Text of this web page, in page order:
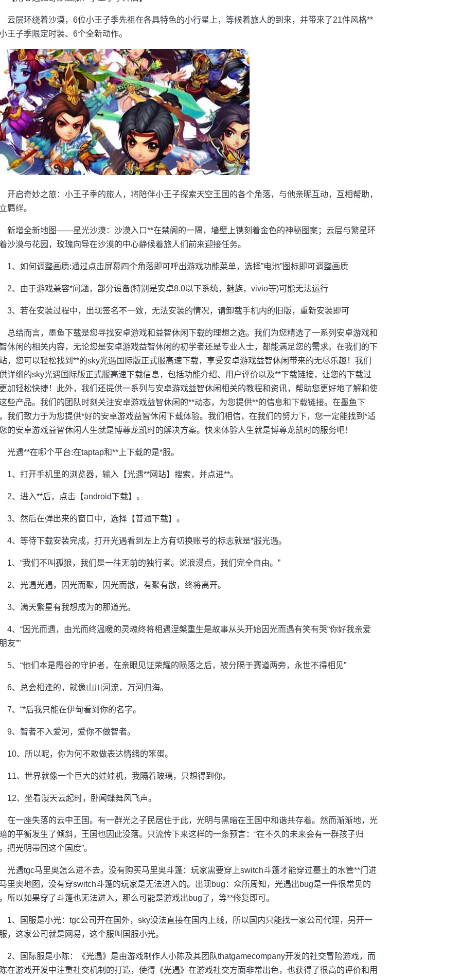
云层环绕着沙漠，6位小王子季先祖在各具特色的小行星上，等候着旅人的到来，并带来了21件风格**
王子季限定时装、6个全新动作。
开启奇妙之旅：小王子季的旅人，将陪伴小王子探索天空王国的各个角落，与他亲昵互动，互相帮助，
羁绊。
新增全新地图——星光沙漠：沙漠入口**在禁阁的一隅，墙壁上镌刻着金色的神秘图案；云层与繁星环
沙漠与花园，玫瑰向导在沙漠的中心静候着旅人们前来迎接任务。
1、如何调整画质:通过点击屏幕四个角落即可呼出游戏功能菜单，选择”电池”图标即可调整画质
2、由于游戏兼容*问题，部分设备(特别是安卓8.0以下系统，魅族，vivio等)可能无法运行
3、若在安装过程中，出现签名不一致，无法安装的情况，请卸载手机内的旧版，重新安装即可
总结而言，墨鱼下载是您寻找安卓游戏和益智休闲下载的理想之选。我们为您精选了一系列安卓游戏和
休闲的相关内容，无论您是安卓游戏益智休闲的初学者还是专业人士，都能满足您的需求。在我们的下
，您可以轻松找到**的sky光遇国际版正式服高速下载，享受安卓游戏益智休闲带来的无尽乐趣！我们
详细的sky光遇国际版正式服高速下载信息，包括功能介绍、用户评价以及**下载链接，让您的下载过
加轻松快捷！此外，我们还提供一系列与安卓游戏益智休闲相关的教程和资讯，帮助您更好地了解和使
些产品。我们的团队时刻关注安卓游戏益智休闲的**动态，为您提供**的信息和下载链接。在墨鱼下
我们致力于为您提供*好的安卓游戏益智休闲下载体验。我们相信，在我们的努力下，您一定能找到*适
的安卓游戏益智休闲人生就是博尊龙凯时的解决方案。快来体验人生就是博尊龙凯时的服务吧！
光遇**在哪个平台:在taptap和**上下载的是*服。
1、打开手机里的浏览器，输入【光遇**网站】搜索，并点进**。
2、进入**后，点击【android下载】。
3、然后在弹出来的窗口中，选择【普通下载】。
4、等待下载安装完成，打开光遇看到左上方有切换账号的标志就是*服光遇。
1、“我们不叫孤狼，我们是一往无前的独行者。说浪漫点，我们完全自由。”
2、光遇光遇，因光而聚，因光而散，有聚有散，终将离开。
3、满天繁星有我想成为的那道光。
4、“因光而遇，由光而终温暖的灵魂终将相遇涅槃重生是故事从头开始因光而遇有笑有哭“你好我亲爱
友””
5、“他们本是霞谷的守护者，在亲眼见证荣耀的陨落之后，被分隔于赛道两旁，永世不得相见”
6、总会相逢的，就像山川河流，万河归海。
7、“*后我只能在伊甸看到你的名字。
9、智者不入爱河，爱你不做智者。
10、所以呢，你为何不敢做表达情绪的笨蛋。
11、世界就像一个巨大的娃娃机，我隔着玻璃，只想得到你。
12、坐看漫天云起时，卧闻蝶舞风飞声。
在一座失落的云中王国。有一群光之子民居住于此，光明与黑暗在王国中和谐共存着。然而渐渐地，光
的平衡发生了倾斜，王国也因此没落。只流传下来这样的一条预言：“在不久的未来会有一群孩子归
把光明带回这个国度”。
光遇tgc马里奥怎么进不去。没有购买马里奥斗篷：玩家需要穿上switch斗篷才能穿过墓土的水管**门进
里奥地图，没有穿switch斗篷的玩家是无法进入的。出现bug：众所周知，光遇出bug是一件很常见的
所以如果穿了斗篷也无法进入，那么可能是游戏出bug了，等**修复即可。
1、国服是小光：tgc公司开在国外，sky没法直接在国内上线，所以国内只能找一家公司代理，另开一
，这家公司就是网易，这个服叫国服小光。
2、国际服是小陈：《光遇》是由游戏制作人小陈及其团队thatgamecompany开发的社交冒险游戏，而
在游戏开发中注重社交机制的打造，使得《光遇》在游戏社交方面非常出色，也获得了很高的评价和用